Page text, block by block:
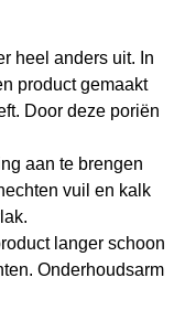
heel anders uit. In
product gemaakt
Door deze poriën
aan te brengen
vuil en kalk
langer schoon
Onderhoudsarm